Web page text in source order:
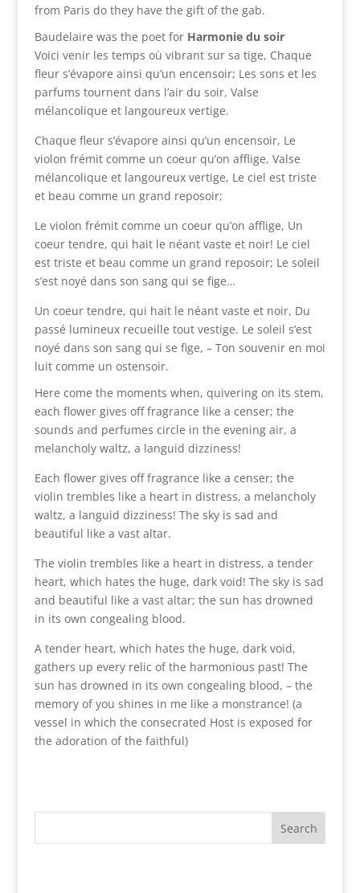
from Paris do they have the gift of the gab.
Baudelaire was the poet for Harmonie du soir
Voici venir les temps où vibrant sur sa tige, Chaque
fleur s’évapore ainsi qu’un encensoir; Les sons et les
parfums tournent dans l’air du soir, Valse
mélancolique et langoureux vertige.
Chaque fleur s’évapore ainsi qu’un encensoir, Le
violon frémit comme un coeur qu’on afflige, Valse
mélancolique et langoureux vertige, Le ciel est triste
et beau comme un grand reposoir;
Le violon frémit comme un coeur qu’on afflige, Un
coeur tendre, qui hait le néant vaste et noir! Le ciel
est triste et beau comme un grand reposoir; Le soleil
s’est noyé dans son sang qui se fige…
Un coeur tendre, qui hait le néant vaste et noir, Du
passé lumineux recueille tout vestige. Le soleil s’est
noyé dans son sang qui se fige, – Ton souvenir en moi
luit comme un ostensoir.
Here come the moments when, quivering on its stem,
each flower gives off fragrance like a censer; the
sounds and perfumes circle in the evening air, a
melancholy waltz, a languid dizziness!
Each flower gives off fragrance like a censer; the
violin trembles like a heart in distress, a melancholy
waltz, a languid dizziness! The sky is sad and
beautiful like a vast altar.
The violin trembles like a heart in distress, a tender
heart, which hates the huge, dark void! The sky is sad
and beautiful like a vast altar; the sun has drowned
in its own congealing blood.
A tender heart, which hates the huge, dark void,
gathers up every relic of the harmonious past! The
sun has drowned in its own congealing blood, – the
memory of you shines in me like a monstrance! (a
vessel in which the consecrated Host is exposed for
the adoration of the faithful)